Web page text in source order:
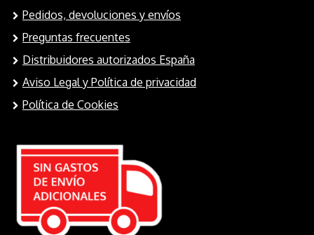
Pedidos, devoluciones y envíos
Preguntas frecuentes
Distribuidores autorizados España
Aviso Legal y Política de privacidad
Política de Cookies